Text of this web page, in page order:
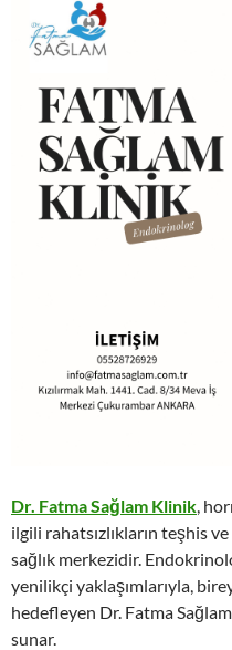
Dr. Fatma Sağlam Klinik,
ilgili rahatsızlıkların teşhis
sağlık merkezidir.
yenilikçi yaklaşımlarıyla,
hedefleyen Dr. Fatma
sunar.